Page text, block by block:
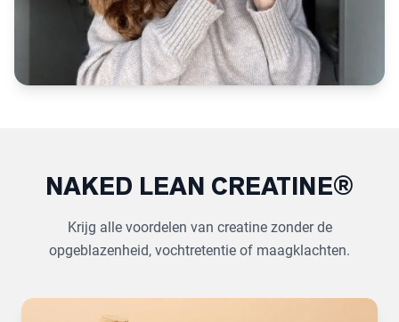
NAKED LEAN CREATINE®
Krijg alle voordelen van creatine zonder de
opgeblazenheid, vochtretentie of maagklachten.